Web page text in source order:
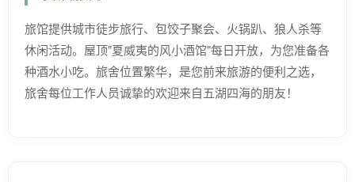
旅馆提供城市徒步旅行、包饺子聚会、火锅趴、狼人杀等
休闲活动。屋顶"夏威夷的风小酒馆"每日开放，为您准备各
种酒水小吃。旅舍位置繁华，是您前来旅游的便利之选，
旅舍每位工作人员诚挚的欢迎来自五湖四海的朋友！